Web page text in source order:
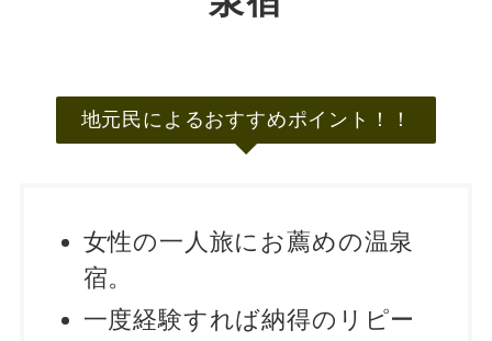
地元民によるおすすめポイント！！
女性の一人旅にお薦めの温泉
宿。
一度経験すれば納得のリピー